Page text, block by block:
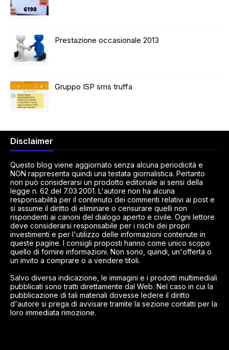
Prestazione occasionale 2013
Gruppo ISP sms truffa
Disclaimer
Questo blog viene aggiornato senza alcuna periodicità e
NON rappresenta quindi una testata giornalistica. Pertanto
non può considerarsi un prodotto editoriale ai sensi della
legge n. 62 del 7.03.2001. L'autore non ha alcuna
responsabilità per il contenuto dei commenti relativi ai post e
si assume il diritto di eliminare o censurare quelli non
rispondenti ai canoni del dialogo aperto e civile. Ogni lettore
deve considerarsi responsabile per i rischi dei propri
investimenti e per l'utilizzo delle informazioni contenute in
queste pagine. I consigli proposti hanno come unico scopo
quello di fornire informazioni. Non sono, quindi, un'offerta o
un invito a comprare o a vendere titoli.
Salvo diversa indicazione, le immagini e i prodotti multimediali
pubblicati sono tratti direttamente dal Web. Nel caso in cui la
pubblicazione di tali materiali dovesse ledere il diritto
d'autore si prega di avvisare tramite la sezione contatti per la
loro immediata rimozione.